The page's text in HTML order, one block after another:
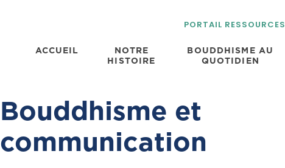
PORTAIL RESSOURCES
ACCUEIL
NOTRE
HISTOIRE
BOUDDHISME AU
QUOTIDIEN
Bouddhisme et
communication